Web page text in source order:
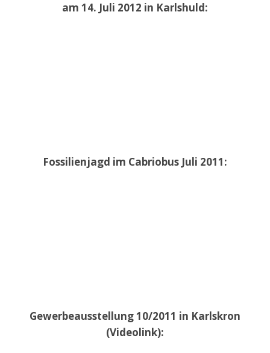
am 14. Juli 2012 in Karlshuld:
Fossilienjagd im Cabriobus Juli 2011:
Gewerbeausstellung 10/2011 in Karlskron
(Videolink):